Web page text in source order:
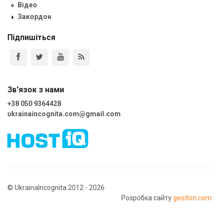
Відео
Закордон
Підпишіться
Зв'язок з нами
+38 050 9364428
ukrainaincognita.com@gmail.com
© UkrainaIncognita 2012 - 2026
Розробка сайтуgeotlon.com